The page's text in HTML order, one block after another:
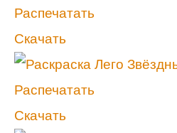
Распечатать
Скачать
Распечатать
Скачать